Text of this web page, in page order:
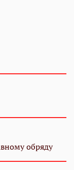
обряду